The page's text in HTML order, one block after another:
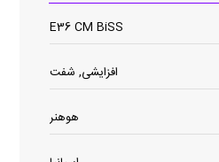
E36 CM BiSS
افزایشی, شفت
هوهنر